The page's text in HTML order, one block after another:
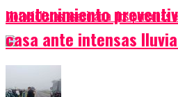
Motociclistas asesinan a dos personas
mantenimiento
casa ante intensas